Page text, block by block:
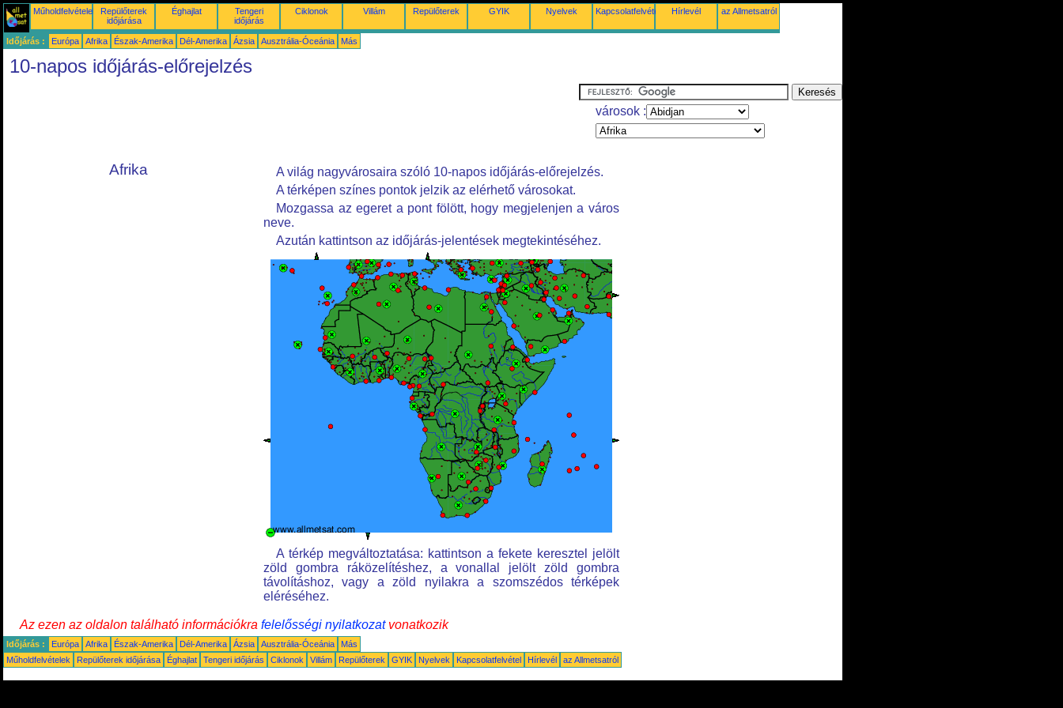
Műholdfelvételek
Repülőterek
időjárása
Éghajlat
Tengeri
időjárás
Ciklonok Villám Repülőterek GYIK Nyelvek Kapcsolatfelvétel Hírlevél az Allmetsatról
Időjárás : Európa Afrika Észak-Amerika Dél-Amerika Ázsia Ausztrália-Óceánia Más
10-napos időjárás-előrejelzés
városok :
Afrika
A világ nagyvárosaira szóló 10-napos időjárás-előrejelzés.
A térképen színes pontok jelzik az elérhető városokat.
Mozgassa az egeret a pont fölött, hogy megjelenjen a város
neve.
Azután kattintson az időjárás-jelentések megtekintéséhez.
A térkép megváltoztatása: kattintson a fekete keresztel jelölt
zöld gombra ráközelítéshez, a vonallal jelölt zöld gombra
távolításhoz, vagy a zöld nyilakra a szomszédos térképek
eléréséhez.
Az ezen az oldalon található információkra felelősségi nyilatkozatvonatkozik
Időjárás : Európa Afrika Észak-Amerika Dél-Amerika Ázsia Ausztrália-Óceánia
Más
Műholdfelvételek
Repülőterek időjárása Éghajlat Tengeri időjárás Ciklonok Villám Repülőterek GYIK Nyelvek Kapcsolatfelvétel Hírlevél az Allmetsatról